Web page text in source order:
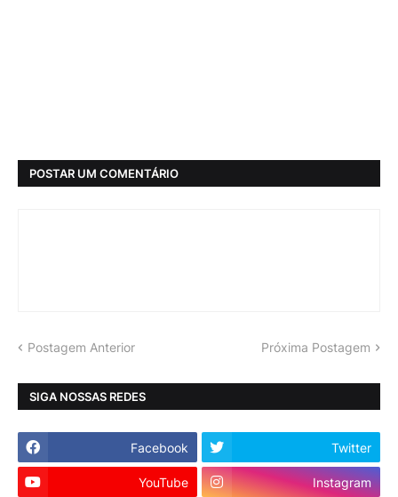
POSTAR UM COMENTÁRIO
Postagem Anterior Próxima Postagem
SIGA NOSSAS REDES
Facebook Twitter
YouTube Instagram